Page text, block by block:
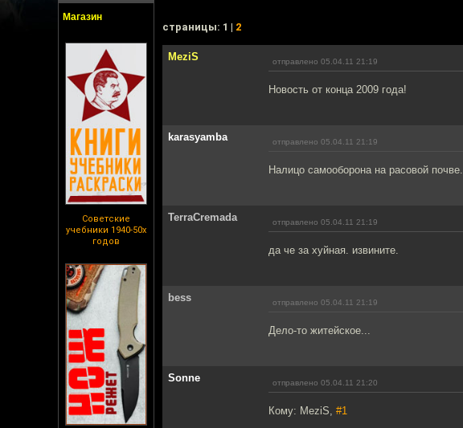
Магазин
Советские
учебники 1940-50х
годов
cтраницы: 1 | 2
MeziS отправлено 05.04.11 21:19
Новость от конца 2009 года!
karasyamba отправлено 05.04.11 21:19
Налицо самооборона на расовой почве.
TerraCremada отправлено 05.04.11 21:19
да че за хуйная. извините.
bess отправлено 05.04.11 21:19
Дело-то житейское...
Sonne отправлено 05.04.11 21:20
Кому: MeziS, #1